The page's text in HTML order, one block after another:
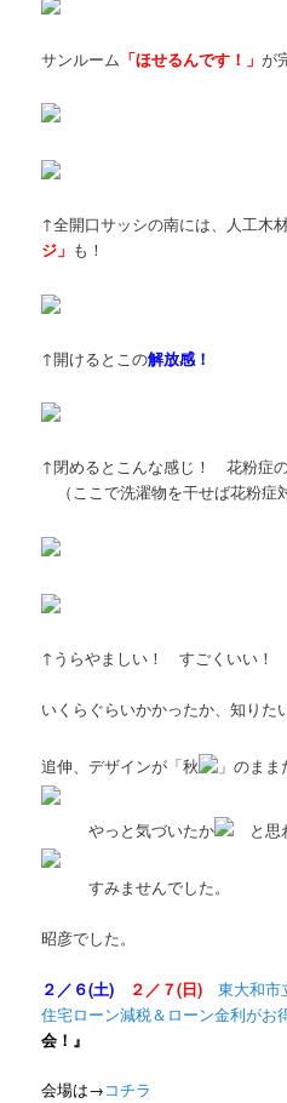
サンルーム 「ほせるんです！」が
↑全開口サッシの南には、人工木
ジ」 も！
↑開けるとこの解放感！
↑閉めるとこんな感じ！ 花粉症
（ここで洗濯物を干せば花粉症
↑うらやましい！ すごくいい！
いくらぐらいかかったか、知りた
追伸、デザインが「秋 」のま
やっと気づいたか と思
すみませんでした。
昭彦でした。
２／６(土) ２／７(日) 東大和市
住宅ローン減税＆ローン金利がお
会！』
会場は→コチラ